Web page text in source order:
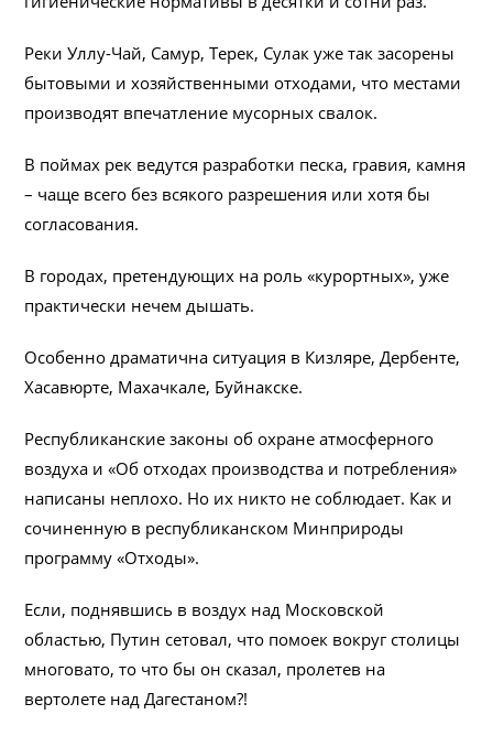
Реки Уллу-Чай, Самур, Терек, Сулак уже так засорены
бытовыми и хозяйственными отходами, что местами
производят впечатление мусорных свалок.
В поймах рек ведутся разработки песка, гравия, камня
– чаще всего без всякого разрешения или хотя бы
согласования.
В городах, претендующих на роль «курортных», уже
практически нечем дышать.
Особенно драматична ситуация в Кизляре, Дербенте,
Хасавюрте, Махачкале, Буйнакске.
Республиканские законы об охране атмосферного
воздуха и «Об отходах производства и потребления»
написаны неплохо. Но их никто не соблюдает. Как и
сочиненную в республиканском Минприроды
программу «Отходы».
Если, поднявшись в воздух над Московской
областью, Путин сетовал, что помоек вокруг столицы
многовато, то что бы он сказал, пролетев на
вертолете над Дагестаном?!